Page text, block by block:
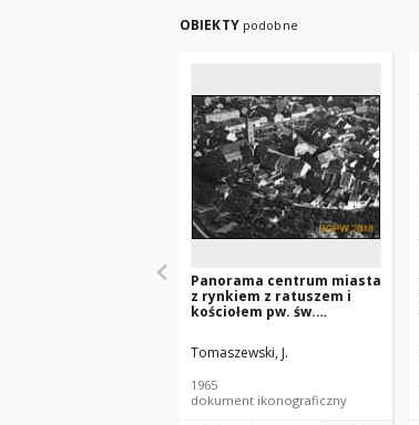
OBIEKTY podobne
Panorama centrum miasta
z rynkiem z ratuszem i
kościołem pw. św.
od strony południowo-
zachodniej, Międzyrzecz
Tomaszewski, J.
1965
dokument ikonograficzny